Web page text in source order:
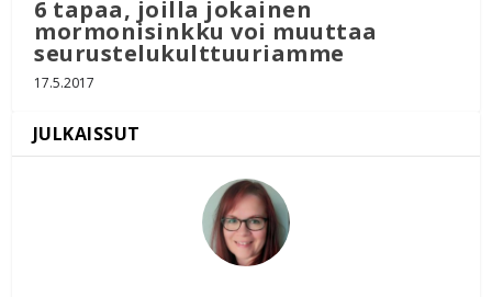
6 tapaa, joilla jokainen
mormonisinkku voi muuttaa
seurustelukulttuuriamme
17.5.2017